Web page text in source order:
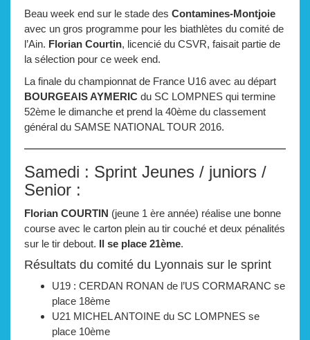
Beau week end sur le stade des Contamines-Montjoie
avec un gros programme pour les biathlètes du comité de
l’Ain. Florian Courtin, licencié du CSVR, faisait partie de
la sélection pour ce week end.
La finale du championnat de France U16 avec au départ
BOURGEAIS AYMERIC du SC LOMPNES qui termine
52ème le dimanche et prend la 40ème du classement
général du SAMSE NATIONAL TOUR 2016.
Samedi : Sprint Jeunes / juniors /
Senior :
Florian COURTIN (jeune 1 ère année) réalise une bonne
course avec le carton plein au tir couché et deux pénalités
sur le tir debout. Il se place 21ème.
Résultats du comité du Lyonnais sur le sprint
U19 : CERDAN RONAN de l’US CORMARANC se
place 18ème
U21 MICHEL ANTOINE du SC LOMPNES se
place 10ème